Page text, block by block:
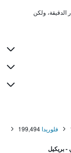
فلوريدا 199,494
- بريكيل